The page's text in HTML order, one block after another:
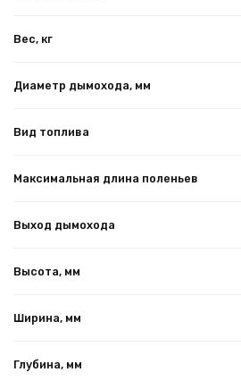
Вес, кг
Диаметр дымохода, мм
Вид топлива
Максимальная длина поленьев
Выход дымохода
Высота, мм
Ширина, мм
Глубина, мм